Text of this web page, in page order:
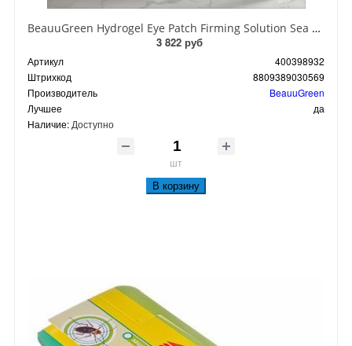
BeauuGreen Hydrogel Eye Patch Firming Solution Sea Cocumber & Black Гидрогелевые патчи для кожи вокруг глаз с экстрактом черного морского огурца 60 шт 90 гр
3 822 руб
Артикул
400398932
Штрихкод
8809389030569
Производитель
BeauuGreen
Лучшее
да
Наличие: Доступно
шт
В корзину